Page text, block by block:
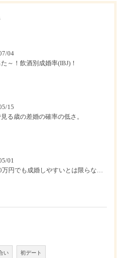
04
～！飲酒別成婚率(IBJ)！
15
る歳の差婚の確率の低さ。
01
年収1000万円でも成婚しやすいとは限らない? 「年収帯別の成婚率」のリアル
い 初デート